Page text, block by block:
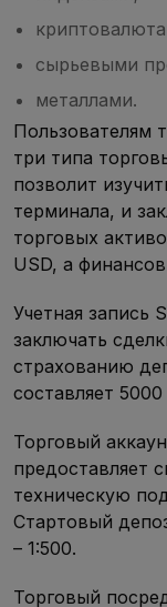
сырьевыми
металлами.
Пользователям
три типа
позволит
терминала, и
торговых
USD, а
Учетная запись
заключать
страхованию
составляет
Торговый
предоставляет
техническую
Стартовый
– 1:500.
Торговый